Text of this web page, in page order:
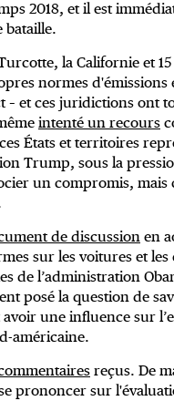
2018, et il est
bataille.
la Californie et
normes
– et ces juridictions ont
intenté un recours
États et territoires
Trump, sous la
un compromis,
de discussion en
sur les voitures et les
de l’administration
posé la question de
une influence sur
américaine.
reçus. De
prononcer sur